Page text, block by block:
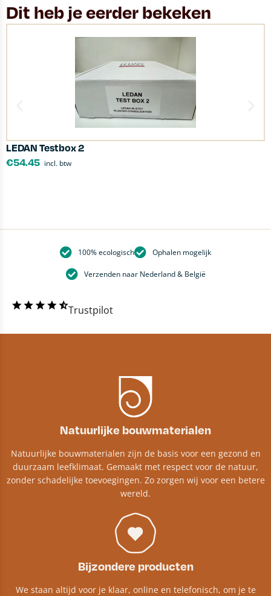
Dit heb je eerder bekeken
LEDAN Testbox 2
€54.45 incl. btw
100% ecologisch Ophalen mogelijk
Verzenden naar Nederland & België
Trustpilot
Natuurlijke bouwmaterialen
Natuurlijke bouwmaterialen zijn de basis voor een gezond en
duurzaam leefklimaat. Gemaakt met respect voor de natuur,
zonder schadelijke toevoegingen. Zo zorgen wij voor een betere
wereld.
Bijzondere producten
We staan altijd voor je klaar, online en telefonisch, om je te